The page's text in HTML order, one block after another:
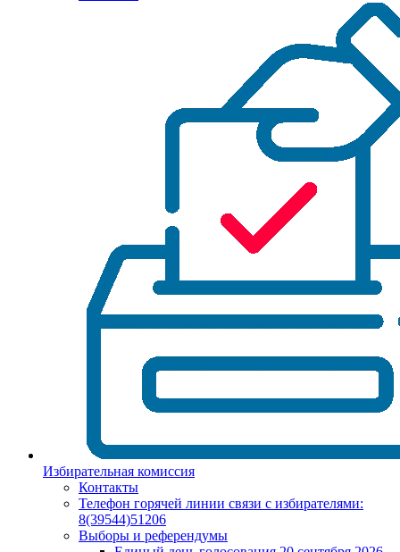
Избирательная комиссия
Контакты
Телефон горячей линии связи с избирателями:
8(39544)51206
Выборы и референдумы